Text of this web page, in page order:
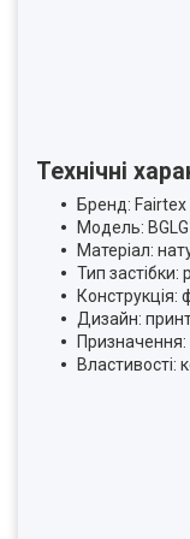
Технічні
Бренд: Fairtex
Модель:
Матеріал:
Тип застібки:
Конструкція:
Дизайн:
Властивості: